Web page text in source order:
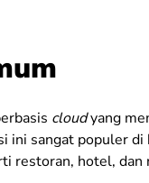
cloudyang
ini sangat populer
restoran, hotel, dan